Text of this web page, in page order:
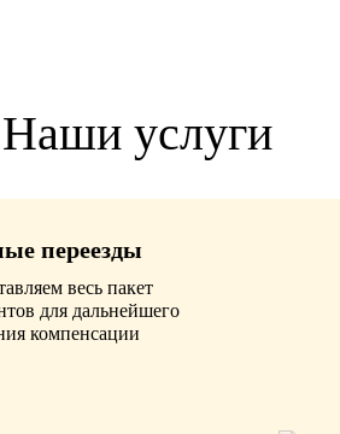
Наши услуги
переезды
весь пакет
для дальнейшего
компенсации